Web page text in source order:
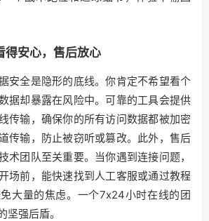
得安心，售后放心
安全是隐形的底线。你肯定不希望看个
据却暴露在风险中。可靠的工具会提供
传输，确保你的所有访问数据都被加密
传输，防止被窃听或篡改。此外，售后
术团队至关重要。当你遇到连接问题，
场前，能快速找到人工客服或通过教程
大量的焦虑。一个7x24小时在线的团
坚强后盾。